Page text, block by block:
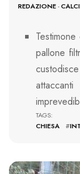
REDAZIONE-
pallone
CHIESA
#